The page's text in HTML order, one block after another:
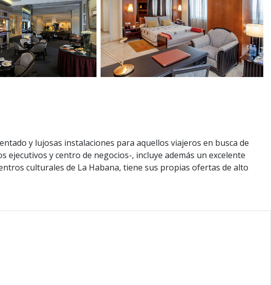
y lujosas instalaciones para aquellos viajeros en busca de
ejecutivos y centro de negocios-, incluye además un excelente
culturales de La Habana, tiene sus propias ofertas de alto